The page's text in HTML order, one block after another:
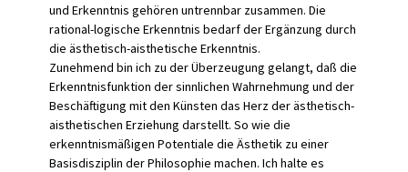
und Erkenntnis gehören untrennbar zusammen. Die
rational-logische Erkenntnis bedarf der Ergänzung durch
die ästhetisch-aisthetische Erkenntnis.
Zunehmend bin ich zu der Überzeugung gelangt, daß die
Erkenntnisfunktion der sinnlichen Wahrnehmung und der
Beschäftigung mit den Künsten das Herz der ästhetisch-
aisthetischen Erziehung darstellt. So wie die
erkenntnismäßigen Potentiale die Ästhetik zu einer
Basisdisziplin der Philosophie machen. Ich halte es